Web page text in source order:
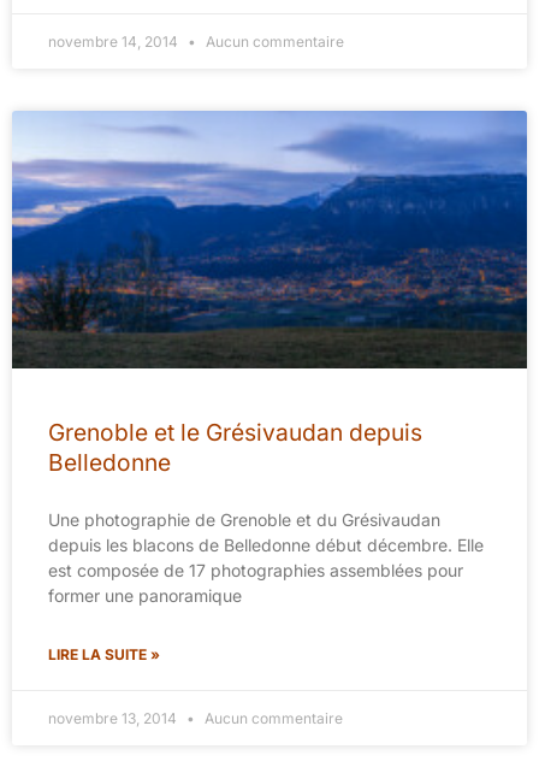
novembre 14, 2014 Aucun commentaire
Grenoble et le Grésivaudan depuis
Belledonne
Une photographie de Grenoble et du Grésivaudan
depuis les blacons de Belledonne début décembre. Elle
est composée de 17 photographies assemblées pour
former une panoramique
LIRE LA SUITE »
novembre 13, 2014 Aucun commentaire